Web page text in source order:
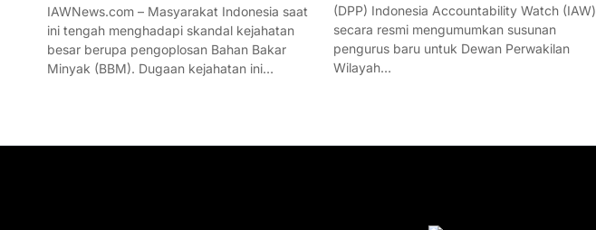
IAWNews.com – Masyarakat Indonesia saat
ini tengah menghadapi skandal kejahatan
besar berupa pengoplosan Bahan Bakar
Minyak (BBM). Dugaan kejahatan ini…
(DPP) Indonesia Accountability Watch (IAW)
secara resmi mengumumkan susunan
pengurus baru untuk Dewan Perwakilan
Wilayah…